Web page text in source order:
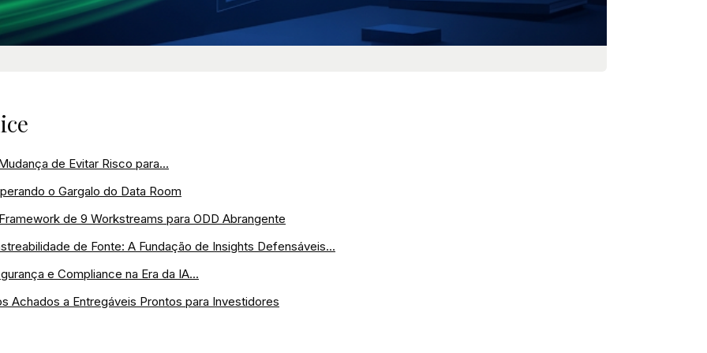
de Evitar Risco para...
o Gargalo do Data Room
de 9 Workstreams para ODD Abrangente
de Fonte: A Fundação de Insights Defensáveis...
e Compliance na Era da IA...
Achados a Entregáveis Prontos para Investidores